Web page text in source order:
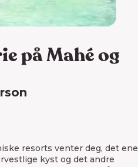
på Mahé og
resorts venter deg, det ene
kyst og det andre